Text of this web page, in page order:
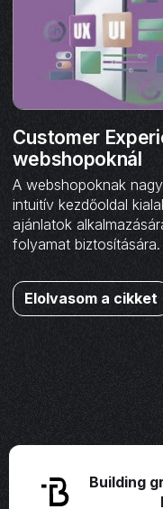
Customer
webshopoknál
A webshopoknak
intuitív kezdőoldal
ajánlatok
folyamat biztosítására.
Elolvasom a cikket
Building